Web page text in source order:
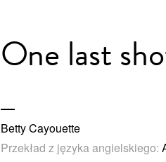
One last
Betty Cayouette
Przekład z języka angielskiego: